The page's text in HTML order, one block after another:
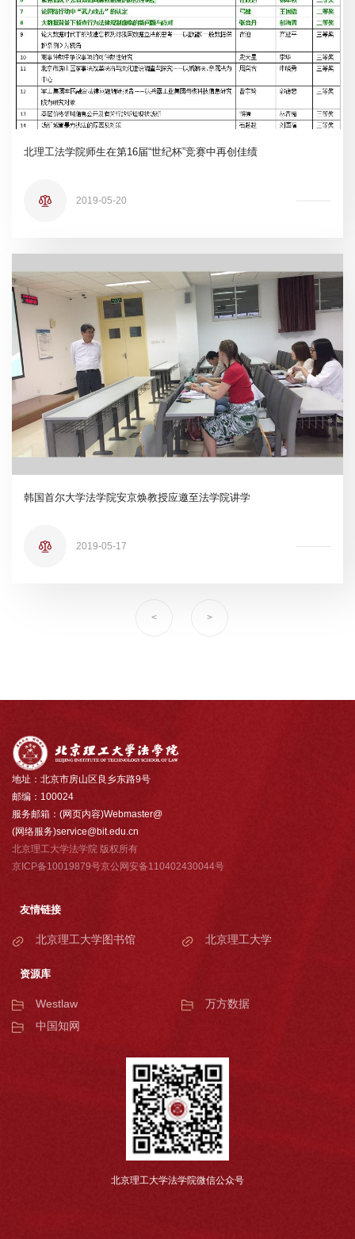
北理工法学院师生在第16届“世纪杯”竞赛中再创佳绩
2019-05-20
韩国首尔大学法学院安京焕教授应邀至法学院讲学
2019-05-17
< >
地址：北京市房山区良乡东路9号
邮编：100024
服务邮箱：(网页内容)Webmaster@
(网络服务)service@bit.edu.cn
北京理工大学法学院 版权所有
京ICP备10019879号京公网安备110402430044号
友情链接
北京理工大学图书馆 北京理工大学
资源库
Westlaw
万方数据
中国知网
北京理工大学法学院微信公众号